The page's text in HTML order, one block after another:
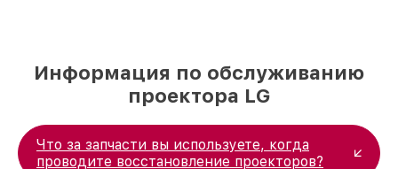
Информация по обслуживанию
проектора LG
Что за запчасти вы используете, когда
проводите восстановление проекторов?